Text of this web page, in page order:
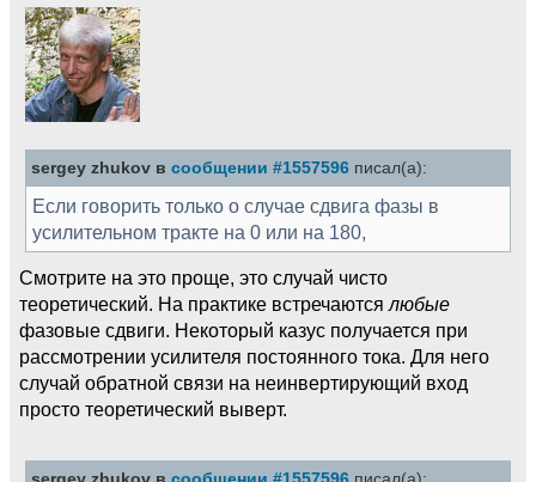
sergey zhukov в сообщении #1557596 писал(а):
Если говорить только о случае сдвига фазы в
усилительном тракте на 0 или на 180,
Смотрите на это проще, это случай чисто
теоретический. На практике встречаются любые
фазовые сдвиги. Некоторый казус получается при
рассмотрении усилителя постоянного тока. Для него
случай обратной связи на неинвертирующий вход
просто теоретический выверт.